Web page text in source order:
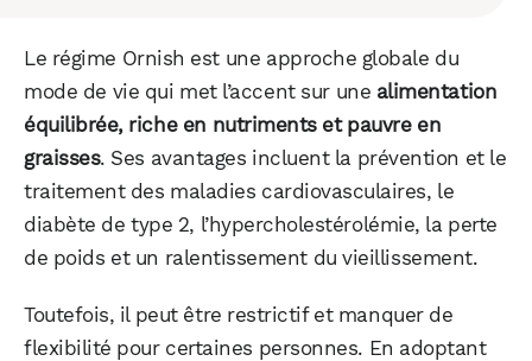
Le régime Ornish est une approche globale du
mode de vie qui met l’accent sur une alimentation
équilibrée, riche en nutriments et pauvre en
graisses. Ses avantages incluent la prévention et le
traitement des maladies cardiovasculaires, le
diabète de type 2, l’hypercholestérolémie, la perte
de poids et un ralentissement du vieillissement.
Toutefois, il peut être restrictif et manquer de
flexibilité pour certaines personnes. En adoptant